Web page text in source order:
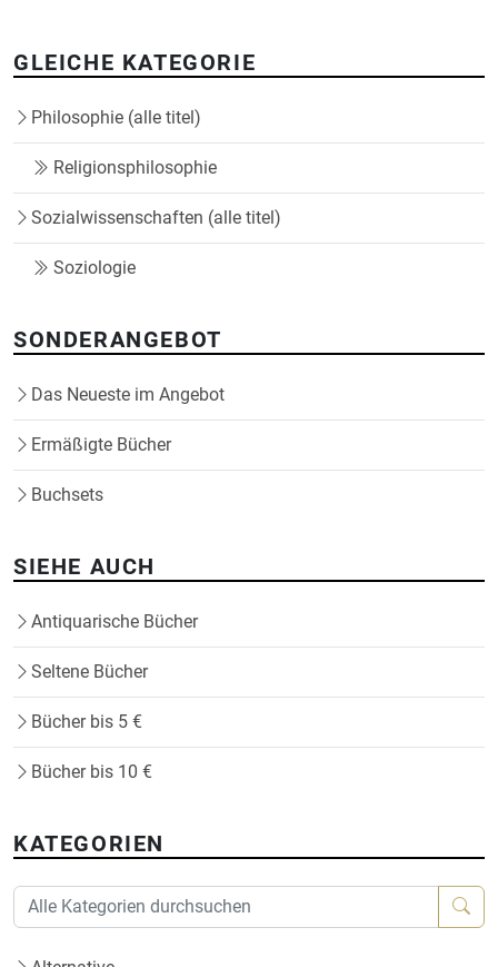
GLEICHE KATEGORIE
Philosophie (alle titel)
Religionsphilosophie
Sozialwissenschaften (alle titel)
Soziologie
SONDERANGEBOT
Das Neueste im Angebot
Ermäßigte Bücher
Buchsets
SIEHE AUCH
Antiquarische Bücher
Seltene Bücher
Bücher bis 5 €
Bücher bis 10 €
KATEGORIEN